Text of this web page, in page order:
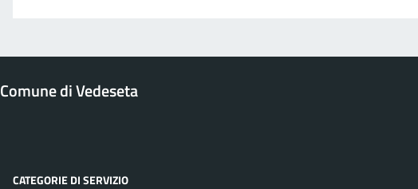
Comune di Vedeseta
CATEGORIE DI SERVIZIO